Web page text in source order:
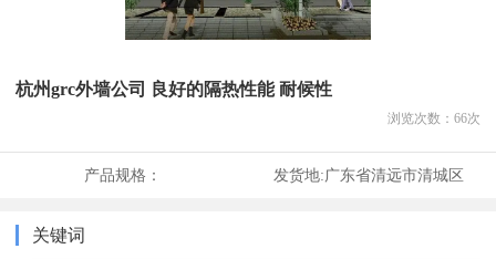
杭州grc外墙公司 良好的隔热性能 耐候性
浏览次数： 66次
产品规格： 发货地:广东省清远市清城区
关键词